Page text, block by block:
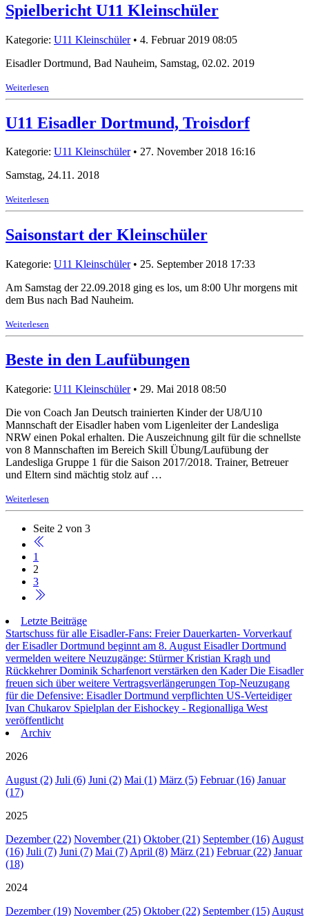
Spielbericht U11 Kleinschüler
Kategorie: U11 Kleinschüler• 4. Februar 2019 08:05
Eisadler Dortmund, Bad Nauheim, Samstag, 02.02. 2019
Weiterlesen
U11 Eisadler Dortmund, Troisdorf
Kategorie: U11 Kleinschüler• 27. November 2018 16:16
Samstag, 24.11. 2018
Weiterlesen
Saisonstart der Kleinschüler
Kategorie: U11 Kleinschüler• 25. September 2018 17:33
Am Samstag der 22.09.2018 ging es los, um 8:00 Uhr morgens mit
dem Bus nach Bad Nauheim.
Weiterlesen
Beste in den Laufübungen
Kategorie: U11 Kleinschüler• 29. Mai 2018 08:50
Die von Coach Jan Deutsch trainierten Kinder der U8/U10
Mannschaft der Eisadler haben vom Ligenleiter der Landesliga
NRW einen Pokal erhalten. Die Auszeichnung gilt für die schnellste
von 8 Mannschaften im Bereich Skill Übung/Laufübung der
Landesliga Gruppe 1 für die Saison 2017/2018. Trainer, Betreuer
und Eltern sind mächtig stolz auf …
Weiterlesen
Seite 2 von 3
1
2
3
Letzte Beiträge
Startschuss für alle Eisadler-Fans: Freier Dauerkarten- Vorverkauf
der Eisadler Dortmund beginnt am 8. AugustEisadler Dortmund
vermelden weitere Neuzugänge: Stürmer Kristian Kragh und
Rückkehrer Dominik Scharfenort verstärken den KaderDie Eisadler
freuen sich über weitere Vertragsverlängerungen Top-Neuzugang
für die Defensive: Eisadler Dortmund verpflichten US-Verteidiger
Ivan Chukarov Spielplan der Eishockey - Regionalliga West
veröffentlicht
Archiv
2026
August (2) Juli (6) Juni (2) Mai (1) März (5) Februar (16) Januar
(17)
2025
Dezember (22) November (21) Oktober (21) September (16)August
(16) Juli (7) Juni (7) Mai (7)April (8) März (21) Februar (22) Januar
(18)
2024
Dezember (19) November (25) Oktober (22) September (15)August